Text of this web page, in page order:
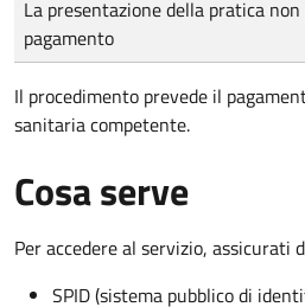
La presentazione della pratica
pagamento
Il procedimento prevede il
sanitaria competente.
Cosa serve
Per accedere al servizio, assicurati
SPID (sistema pubblico di